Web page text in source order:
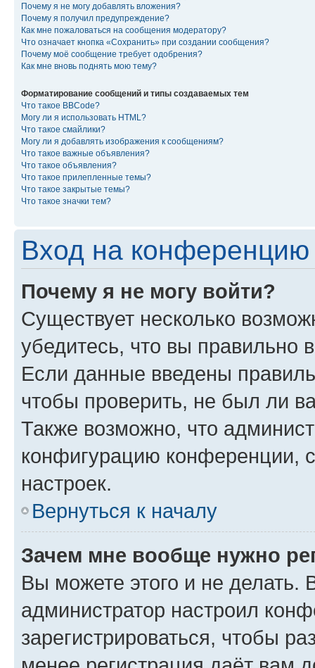
Почему я не могу добавлять вложения?
Почему я получил предупреждение?
Как мне пожаловаться на сообщения модератору?
Что означает кнопка «Сохранить» при создании сообщения?
Почему моё сообщение требует одобрения?
Как мне вновь поднять мою тему?
Форматирование сообщений и типы создаваемых тем
Что такое BBCode?
Могу ли я использовать HTML?
Что такое смайлики?
Могу ли я добавлять изображения к сообщениям?
Что такое важные объявления?
Что такое объявления?
Что такое прилепленные темы?
Что такое закрытые темы?
Что такое значки тем?
Вход на конференцию
Почему я не могу войти?
Существует несколько
убедитесь, что вы правильно
Если данные введены
чтобы проверить, не был ли
Также возможно, что
конфигурацию конференции,
настроек.
Вернуться к началу
Зачем мне вообще нужно
Вы можете этого и не делать.
администратор настроил
зарегистрироваться, чтобы